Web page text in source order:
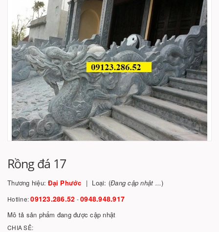
Rồng đá 17
Thương hiệu:Đại Phước Loại: (Đang cập nhật ...)
Hotline:09123.286.52 -0948.948.917
Mô tả sản phẩm đang được cập nhật
CHIA SẺ: